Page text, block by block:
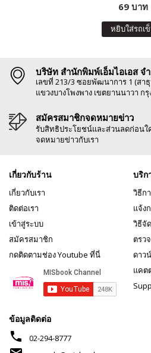
69 บาท
หยิบใส่รถเ
บริษัท สำนักพิมพ์เอ็มไอเอส จ
เลขที่ 213/3 ซอยพัฒนาการ 1 (สา
แขวงบางโพงพาง เขตยานนาวา กรุ
สมัครสมาชิกจดหมายข่าว
รับสิทธิประโยชน์และส่วนลดก่อนใ
จดหมายข่าวกับเรา
เกี่ยวกับร้าน
เกี่ยวกับเรา
ติดต่อเรา
เข้าสู่ระบบ
สมัครสมาชิก
กดติดตามช่อง Youtube ที่นี่
บริก
วิธีก
แจ้ง
วิธีจั
ตรว
ดาว
แคต
ข้อมูลติดต่อ
phone 02-294-8777